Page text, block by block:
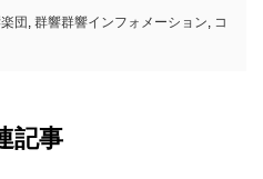
団 , 群響群響インフォメーション, コ
記事